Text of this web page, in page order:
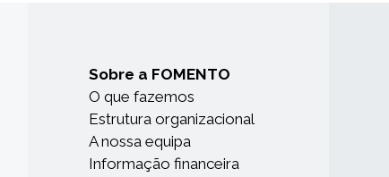
Sobre a FOMENTO
O que fazemos
Estrutura organizacional
A nossa equipa
Informação financeira